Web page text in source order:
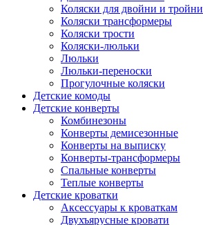
Коляски для двойни и тройни
Коляски трансформеры
Коляски трости
Коляски-люльки
Люльки
Люльки-переноски
Прогулочные коляски
Детские комоды
Детские конверты
Комбинезоны
Конверты демисезонные
Конверты на выписку
Конверты-трансформеры
Спальные конверты
Теплые конверты
Детские кроватки
Аксессуары к кроваткам
Двухъярусные кровати